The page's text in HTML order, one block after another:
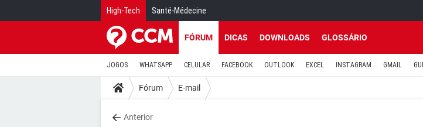
High-Tech Santé-Médecine
FÓRUM DICAS DOWNLOADS GLOSSÁRIO
JOGOS WHATSAPP CELULAR FACEBOOK OUTLOOK EXCEL INSTAGRAM GMAIL
Fórum E-mail
Anterior